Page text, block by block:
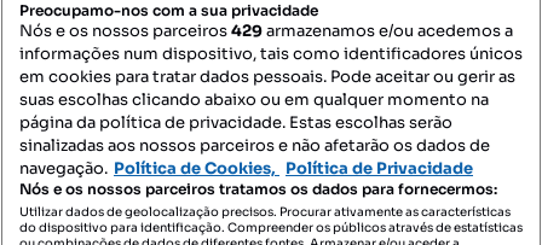
Mapa do Site
Contacte-nos
SIGA-NOS:
Preocupamo-nos com a sua privacidade
Nós e os nossos parceiros429armazenamos e/ou acedemos a
informações num dispositivo, tais como identificadores únicos
em cookies para tratar dados pessoais. Pode aceitar ou gerir as
suas escolhas clicando abaixo ou em qualquer momento na
página da política de privacidade. Estas escolhas serão
sinalizadas aos nossos parceiros e não afetarão os dados de
navegação. Política de Cookies, Política de Privacidade
Nós e os nossos parceiros tratamos os dados para fornecermos:
Utilizar dados de geolocalização precisos. Procurar ativamente as características
do dispositivo para identificação. Compreender os públicos através de estatísticas